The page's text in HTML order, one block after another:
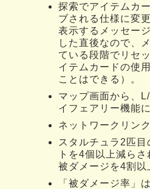
探索でアイテムカ
ブされる仕様に変
表示するメッセー
した直後なので、
ている段階でリセ
イテムカードの使
ことはできる）。
マップ画面から、
イフェアリー機能
ネットワークリン
スタルチュラ2匹
トを4個以上減ら
被ダメージを4割以
「被ダメージ率」